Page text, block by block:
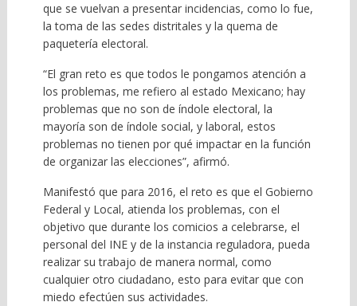
que se vuelvan a presentar incidencias, como lo fue,
la toma de las sedes distritales y la quema de
paquetería electoral.
“El gran reto es que todos le pongamos atención a
los problemas, me refiero al estado Mexicano; hay
problemas que no son de índole electoral, la
mayoría son de índole social, y laboral, estos
problemas no tienen por qué impactar en la función
de organizar las elecciones”, afirmó.
Manifestó que para 2016, el reto es que el Gobierno
Federal y Local, atienda los problemas, con el
objetivo que durante los comicios a celebrarse, el
personal del INE y de la instancia reguladora, pueda
realizar su trabajo de manera normal, como
cualquier otro ciudadano, esto para evitar que con
miedo efectúen sus actividades.